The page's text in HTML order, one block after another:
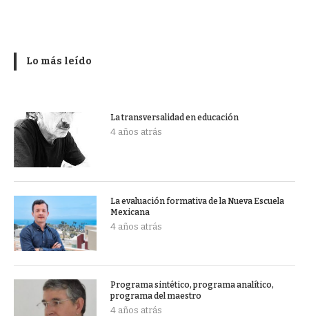
Lo más leído
La transversalidad en educación
4 años atrás
La evaluación formativa de la Nueva Escuela
Mexicana
4 años atrás
Programa sintético, programa analítico,
programa del maestro
4 años atrás